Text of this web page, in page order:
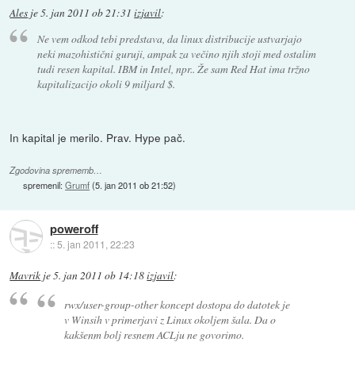
Ales je5. jan 2011 ob 21:31 izjavil:
Ne vem odkod tebi predstava, da linux distribucije ustvarjajo
neki mazohistični guruji, ampak za večino njih stoji med ostalim
tudi resen kapital. IBM in Intel, npr.. Že sam Red Hat ima tržno
kapitalizacijo okoli 9 miljard $.
In kapital je merilo. Prav. Hype pač.
Zgodovina sprememb…
spremenil:Grumf(5. jan 2011 ob 21:52)
poweroff
::5. jan 2011, 22:23
Mavrik je5. jan 2011 ob 14:18izjavil:
rwx/user-group-other koncept dostopa do datotek je
v Winsih v primerjavi z Linux okoljem šala. Da o
kakšenm bolj resnem ACLju ne govorimo.